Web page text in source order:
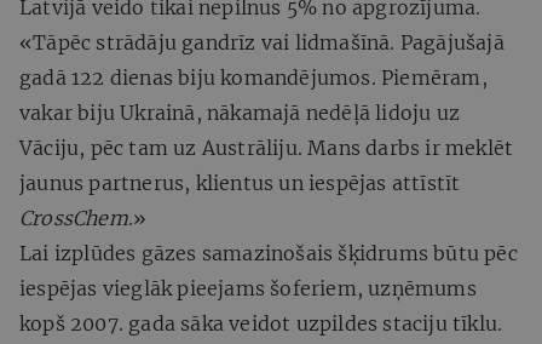
Latvijā veido tikai nepilnus 5% no apgrozījuma.
«Tāpēc strādāju gandrīz vai lidmašīnā. Pagājušajā
gadā 122 dienas biju komandējumos. Piemēram,
vakar biju Ukrainā, nākamajā nedēļā lidoju uz
Vāciju, pēc tam uz Austrāliju. Mans darbs ir meklēt
jaunus partnerus, klientus un iespējas attīstīt
CrossChem.»
Lai izplūdes gāzes samazinošais šķidrums būtu pēc
iespējas vieglāk pieejams šoferiem, uzņēmums
kopš 2007. gada sāka veidot uzpildes staciju tīklu.